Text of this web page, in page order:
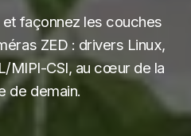
et façonnez les couches
ZED : drivers Linux,
MIPI-CSI, au cœur de la
de demain.